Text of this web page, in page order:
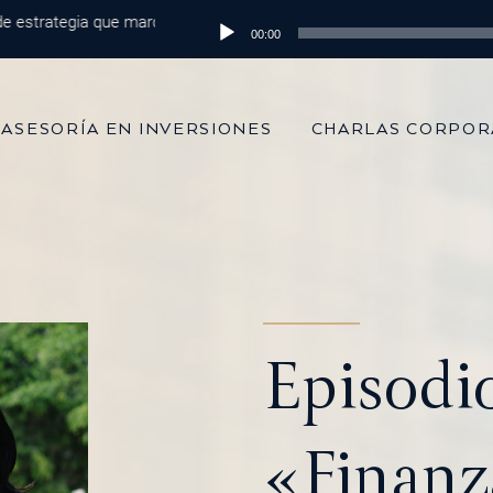
que marca la diferencia Episodio 215: De 100 mil dólares
Reproductor
00:00
ASESORÍA EN INVERSIONES CHARLAS